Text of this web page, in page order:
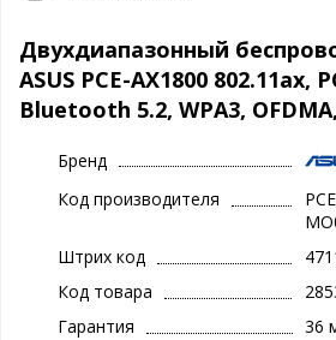
Двухдиапазонный
ASUS PCE-AX1800 802.11ax,
Bluetooth 5.2, WPA3,
Бренд
Код производителя
Штрих код
Код товара
Гарантия
36